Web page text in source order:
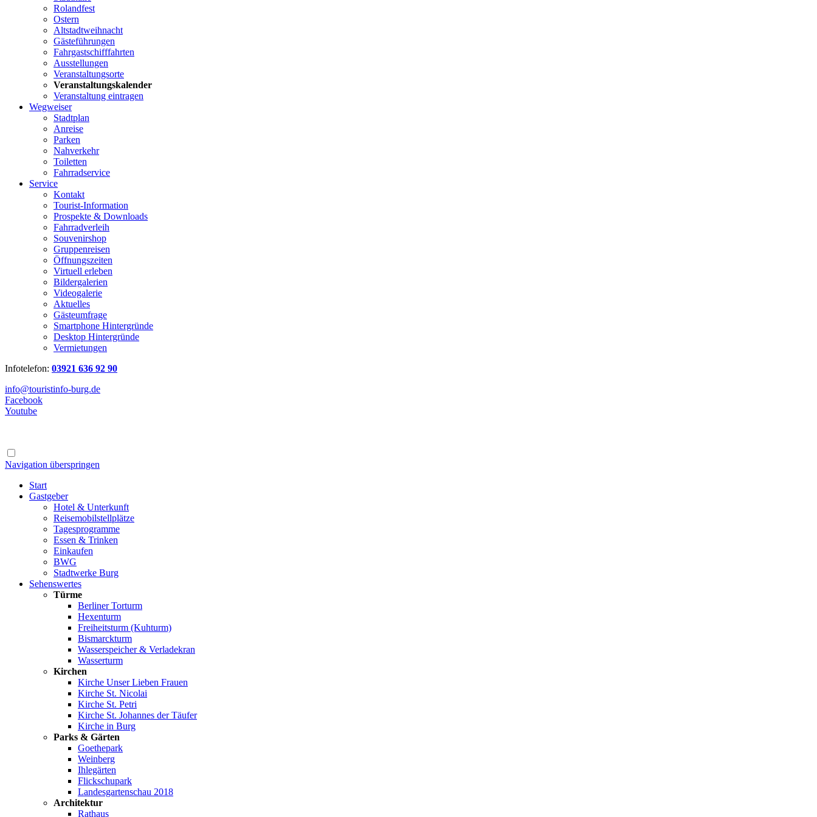
Rolandfest
Ostern
Altstadtweihnacht
Gästeführungen
Fahrgastschifffahrten
Ausstellungen
Veranstaltungsorte
Veranstaltungskalender
Veranstaltung eintragen
Wegweiser
Stadtplan
Anreise
Parken
Nahverkehr
Toiletten
Fahrradservice
Service
Kontakt
Tourist-Information
Prospekte & Downloads
Fahrradverleih
Souvenirshop
Gruppenreisen
Öffnungszeiten
Virtuell erleben
Bildergalerien
Videogalerie
Aktuelles
Gästeumfrage
Smartphone Hintergründe
Desktop Hintergründe
Vermietungen
Infotelefon: 03921 636 92 90
info@touristinfo-burg.de
Facebook
Youtube
Navigation überspringen
Start
Gastgeber
Hotel & Unterkunft
Reisemobilstellplätze
Tagesprogramme
Essen & Trinken
Einkaufen
BWG
Stadtwerke Burg
Sehenswertes
Türme
Berliner Torturm
Hexenturm
Freiheitsturm (Kuhturm)
Bismarckturm
Wasserspeicher & Verladekran
Wasserturm
Kirchen
Kirche Unser Lieben Frauen
Kirche St. Nicolai
Kirche St. Petri
Kirche St. Johannes der Täufer
Kirche in Burg
Parks & Gärten
Goethepark
Weinberg
Ihlegärten
Flickschupark
Landesgartenschau 2018
Architektur
Rathaus